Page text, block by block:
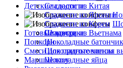
Сладости из Китая
Сладости из Японии
Сладости из Кореи
Сладости из Вьетнама
Детские сладости
Шоколад
Шоколадные
Шоколадные чипсы
Шоколадные яйца
Готовые завтраки
Попкорн
Смеси для приготовления
Маршмеллоу